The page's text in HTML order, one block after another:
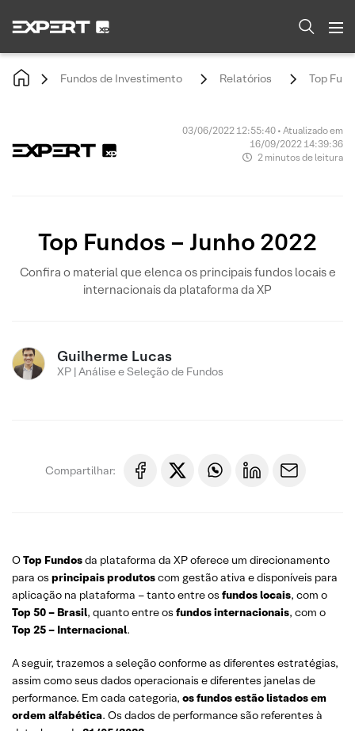
Fundos de Investimento Relatórios Top
03/06/2022 12:55:40 • Atualizado em
16/09/2022 14:39:36
2 minutos de leitura
Top Fundos – Junho 2022
Confira o material que elenca os principais fundos locais e
internacionais da plataforma da XP
Guilherme Lucas
XP | Análise e Seleção de Fundos
Compartilhar:
OTop Fundosda plataforma da XP oferece um direcionamento
para os principais produtoscom gestão ativa e disponíveis para
aplicação na plataforma – tanto entre os fundos locais, com o
Top 50 – Brasil, quanto entre os fundos internacionais, com o
Top 25 – Internacional.
A seguir, trazemos a seleção conforme as diferentes estratégias,
assim como seus dados operacionais e diferentes janelas de
performance. Em cada categoria, os fundos estão listados em
ordem alfabética. Os dados de performance são referentes à